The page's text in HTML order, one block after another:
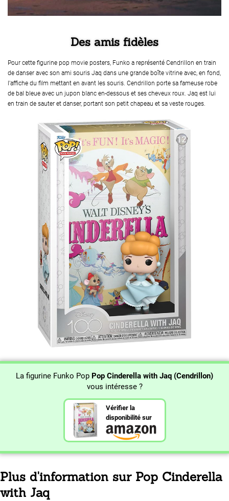
Des amis fidèles
Pour cette figurine pop movie posters, Funko a représenté Cendrillon en train
de danser avec son ami souris Jaq dans une grande boîte vitrine avec, en fond,
l'affiche du film mettant en avant les souris. Cendrillon porte sa fameuse robe
de bal bleue avec un jupon blanc en-dessous et ses cheveux roux. Jaq est lui
en train de sauter et danser, portant son petit chapeau et sa veste rouges.
La figurine Funko Pop Pop Cinderella with Jaq (Cendrillon)
vous intéresse ?
Vérifier la
disponibilité sur
Plus d'information sur Pop Cinderella
with Jaq